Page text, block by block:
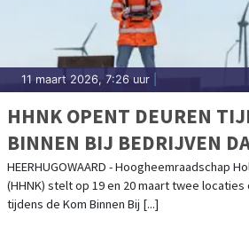
11 maart 2026, 7:26 uur
HHNK OPENT DEUREN
BINNEN BIJ BEDRIJVEN
HEERHUGOWAARD - Hoogheemraadschap
(HHNK) stelt op 19 en 20 maart twee
tijdens de Kom Binnen Bij [...]